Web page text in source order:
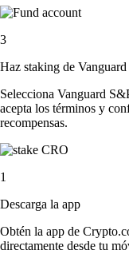
3
Haz staking de
Selecciona Vanguard
acepta los términos y
recompensas.
1
Descarga la app
Obtén la app de
directamente desde tu